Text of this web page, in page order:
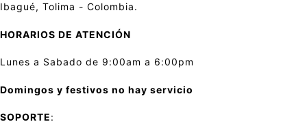
Ibagué, Tolima - Colombia.
HORARIOS DE ATENCIÓN
Lunes a Sabado de 9:00am a 6:00pm
Domingos y festivos no hay servicio
SOPORTE: